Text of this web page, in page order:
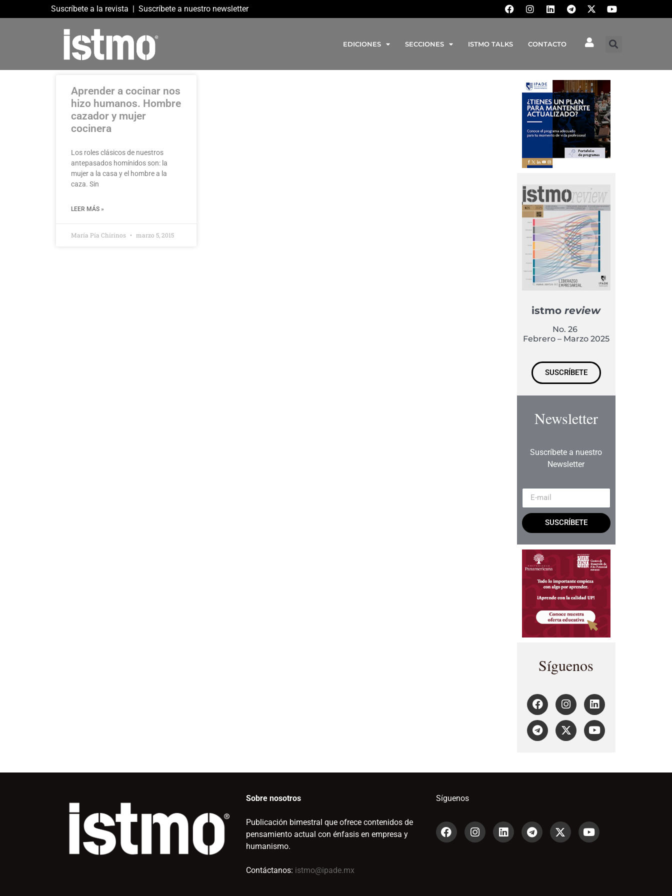
Suscríbete a la revista | Suscríbete a nuestro newsletter
EDICIONES SECCIONES ISTMO TALKS CONTACTO
Aprender a cocinar nos
hizo humanos. Hombre
cazador y mujer
cocinera
Los roles clásicos de nuestros
antepasados homínidos son: la
mujer a la casa y el hombre a la
caza. Sin
LEER MÁS »
María Pía Chirinos marzo 5, 2015
istmoreview
No. 26
Febrero – Marzo 2025
SUSCRÍBETE
Newsletter
Suscríbete a nuestro
Newsletter
SUSCRÍBETE
Síguenos
Sobre nosotros
Publicación bimestral que ofrece contenidos de
pensamiento actual con énfasis en empresa y
humanismo.
Contáctanos: istmo@ipade.mx
Síguenos